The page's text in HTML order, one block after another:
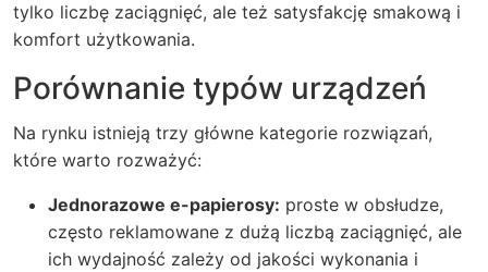
tylko liczbę zaciągnięć, ale też satysfakcję smakową i
komfort użytkowania.
Porównanie typów urządzeń
Na rynku istnieją trzy główne kategorie rozwiązań,
które warto rozważyć:
Jednorazowe e-papierosy: proste w obsłudze,
często reklamowane z dużą liczbą zaciągnięć, ale
ich wydajność zależy od jakości wykonania i